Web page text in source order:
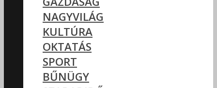
NAGYVILÁG
KULTÚRA
OKTATÁS
SPORT
BŰNÜGY